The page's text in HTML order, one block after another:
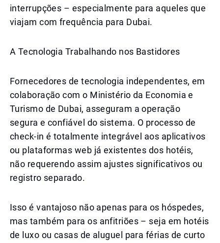
interrupções – especialmente para aqueles que
viajam com frequência para Dubai.
A Tecnologia Trabalhando nos Bastidores
Fornecedores de tecnologia independentes, em
colaboração com o Ministério da Economia e
Turismo de Dubai, asseguram a operação
segura e confiável do sistema. O processo de
check-in é totalmente integrável aos aplicativos
ou plataformas web já existentes dos hotéis,
não requerendo assim ajustes significativos ou
registro separado.
Isso é vantajoso não apenas para os hóspedes,
mas também para os anfitriões – seja em hotéis
de luxo ou casas de aluguel para férias de curto